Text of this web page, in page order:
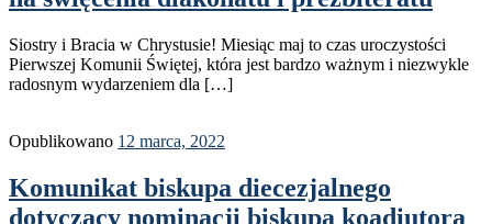
Siostry i Bracia w Chrystusie! Miesiąc maj to czas uroczystości
Pierwszej Komunii Świętej, która jest bardzo ważnym i niezwykle
radosnym wydarzeniem dla […]
Opublikowano 12 marca, 2022
Komunikat biskupa diecezjalnego
dotyczący nominacji biskupa koadiutora